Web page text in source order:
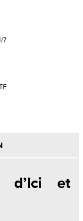
7
d’Ici et